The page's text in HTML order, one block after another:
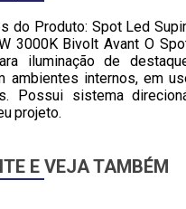
do Produto: Spot Led
3000K Bivolt Avant O
iluminação de
ambientes internos, em
Possui sistema
projeto.
E VEJA TAMBÉM